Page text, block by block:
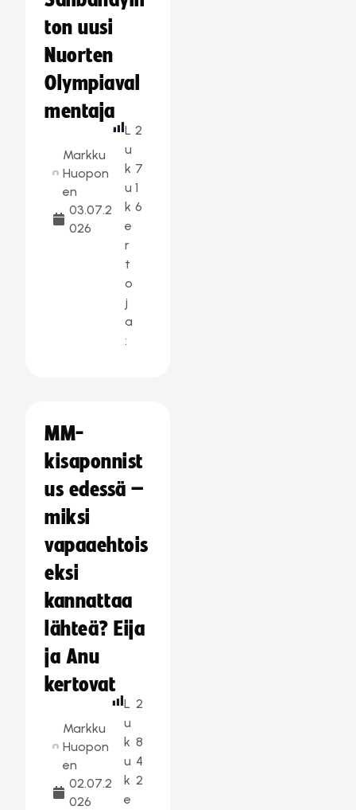
ton uusi
Nuorten
Olympiaval
mentaja
Markku
Huopon
en
03.07.2
026
L
u
k
u
k
e
r
t
o
j
a
:
2
7
1
6
MM-
kisaponnist
us edessä –
miksi
vapaaehtois
eksi
kannattaa
lähteä? Eija
ja Anu
kertovat
Markku
Huopon
en
02.07.2
026
L
u
k
u
k
e
2
8
4
2